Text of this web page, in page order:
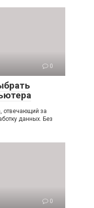
0
отвечающий за
данных. Без
0